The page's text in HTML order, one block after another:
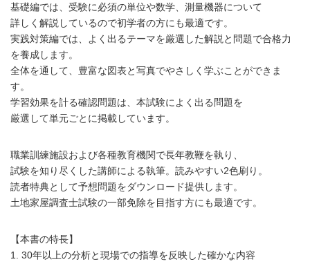
基礎編では、受験に必須の単位や数学、測量機器について
詳しく解説しているので初学者の方にも最適です。
実践対策編では、よく出るテーマを厳選した解説と問題で合格力
を養成します。
全体を通して、豊富な図表と写真でやさしく学ぶことができま
す。
学習効果を計る確認問題は、本試験によく出る問題を
厳選して単元ごとに掲載しています。
職業訓練施設および各種教育機関で長年教鞭を執り、
試験を知り尽くした講師による執筆。読みやすい2色刷り。
読者特典として予想問題をダウンロード提供します。
土地家屋調査士試験の一部免除を目指す方にも最適です。
【本書の特長】
1. 30年以上の分析と現場での指導を反映した確かな内容